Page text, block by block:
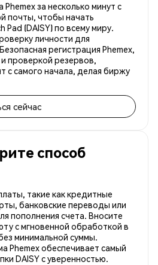
Phemex за несколько минут с
почты, чтобы начать
Pad (DAISY) по всему миру.
личности для
регистрация Phemex,
проверкой резервов,
с самого начала, делая биржу
сейчас
способ
такие как кредитные
банковские переводы или
пополнения счета. Вносите
с мгновенной обработкой в
минимальной суммы.
Phemex обеспечивает самый
DAISY с уверенностью.